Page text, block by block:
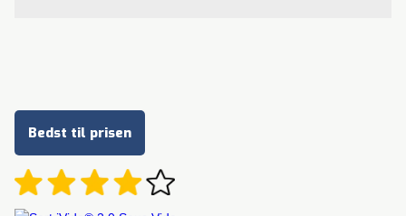
Bedst til prisen